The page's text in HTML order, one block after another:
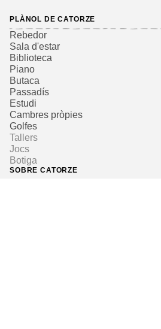
PLÀNOL DE CATORZE
Rebedor
Sala d'estar
Biblioteca
Piano
Butaca
Passadís
Estudi
Cambres pròpies
Golfes
Tallers
Jocs
Botiga
SOBRE CATORZE